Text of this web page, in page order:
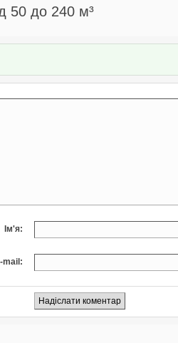
50 до 240 м³
Ім'я:
mail: